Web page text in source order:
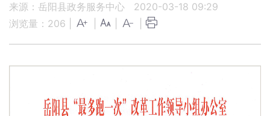
来源：岳阳县政务服务中心
2020-03-18 09:29
浏览量： 206